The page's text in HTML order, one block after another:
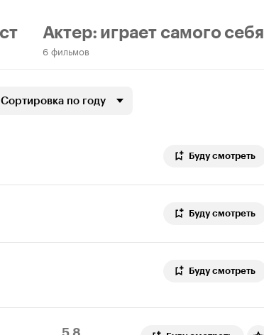
Актер: играет самого себя
6 фильмов
Сортировка по году
Буду смотреть
Буду смотреть
Буду смотреть